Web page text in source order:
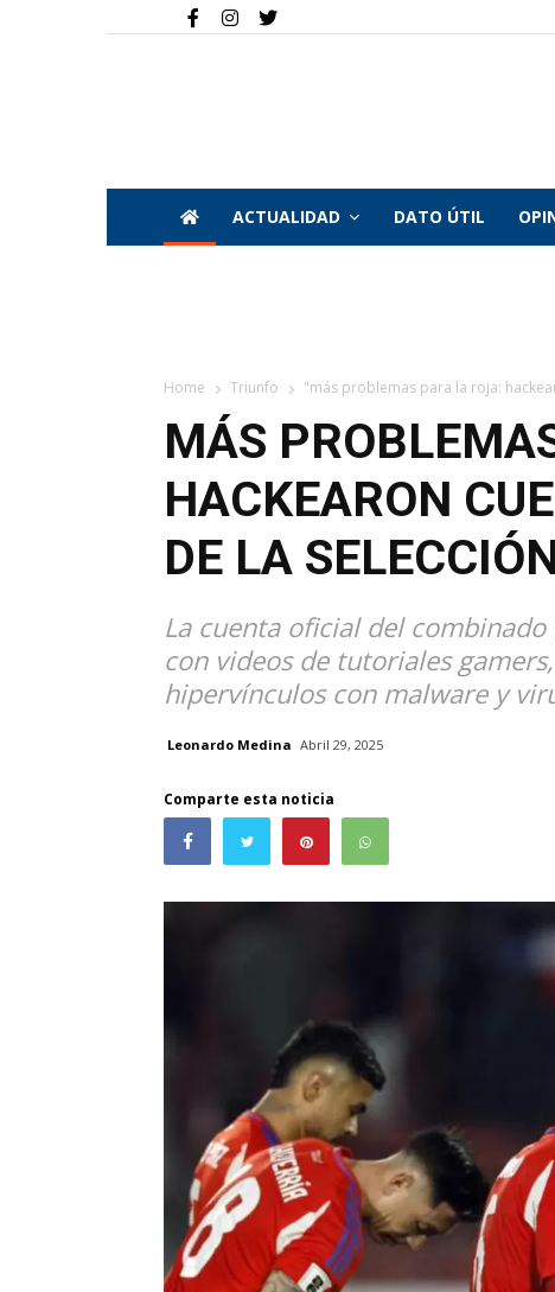
ACTUALIDAD DATO ÚTIL
Home Triunfo "más problemas para la roja:
MÁS
HACKEARON
DE LA
La cuenta oficial del
con videos de tutoriales
hipervínculos con malware y
Leonardo Medina Abril 29, 2025
Comparte esta noticia